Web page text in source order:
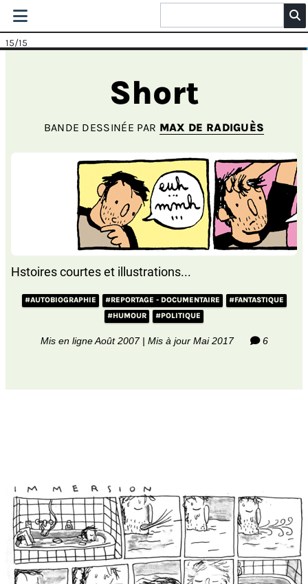
15/15
Short
BANDE DESSINÉE PAR MAX DE RADIGUÈS
Hstoires courtes et illustrations...
#AUTOBIOGRAPHIE #REPORTAGE - DOCUMENTAIRE
#FANTASTIQUE
#HUMOUR
#POLITIQUE
Mis en ligne Août 2007 | Mis à jour Mai 2017 6